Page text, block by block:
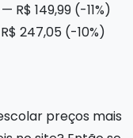
149,99 (-11%)
247,05 (-10%)
preços mais